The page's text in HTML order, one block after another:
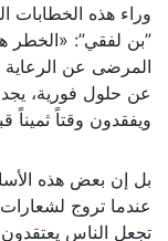
وراء هذه الخطابات
”بن لفقي”: «الخطر
المرضى عن الرعاية
عن حلول فورية،
ويفقدون وقتاً ثميناً
بل إن بعض هذه
عندما تروج
تجعل الناس